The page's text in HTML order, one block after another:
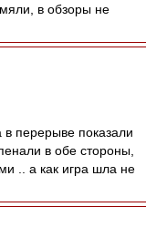
в обзоры не
перерыве показали
в обе стороны,
.. а как игра шла не